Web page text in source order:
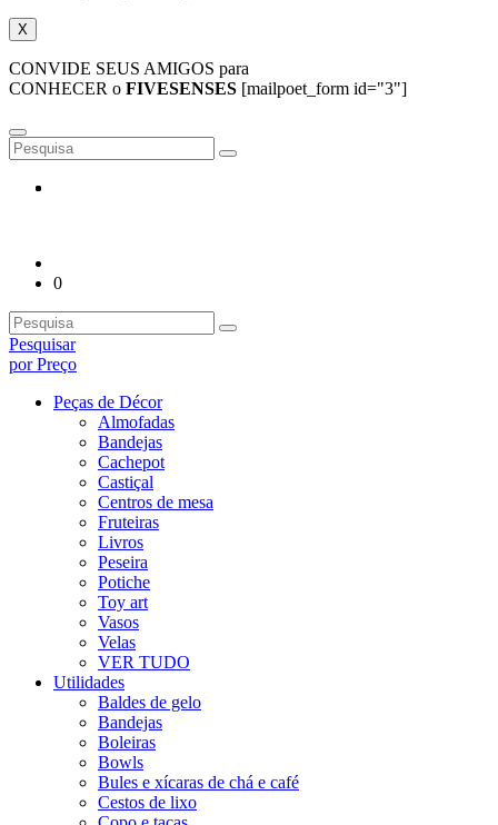
X
CONVIDE SEUS AMIGOS para
CONHECER o FIVESENSES [mailpoet_form id="3"]
0
Pesquisar
por Preço
Peças de Décor
Almofadas
Bandejas
Cachepot
Castiçal
Centros de mesa
Fruteiras
Livros
Peseira
Potiche
Toy art
Vasos
Velas
VER TUDO
Utilidades
Baldes de gelo
Bandejas
Boleiras
Bowls
Bules e xícaras de chá e café
Cestos de lixo